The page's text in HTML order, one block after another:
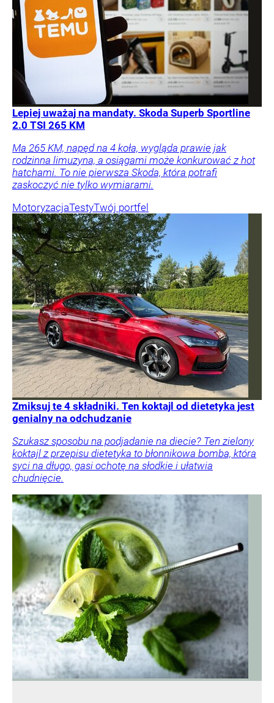
Lepiej uważaj na mandaty. Skoda Superb Sportline
2.0 TSI 265 KM
Ma 265 KM, napęd na 4 koła, wygląda prawie jak
rodzinna limuzyna, a osiągami może konkurować z hot
hatchami. To nie pierwsza Skoda, która potrafi
zaskoczyć nie tylko wymiarami.
MotoryzacjaTestyTwój portfel
Zmiksuj te 4 składniki. Ten koktajl od dietetyka jest
genialny na odchudzanie
Szukasz sposobu na podjadanie na diecie? Ten zielony
koktajl z przepisu dietetyka to błonnikowa bomba, która
syci na długo, gasi ochotę na słodkie i ułatwia
chudnięcie.